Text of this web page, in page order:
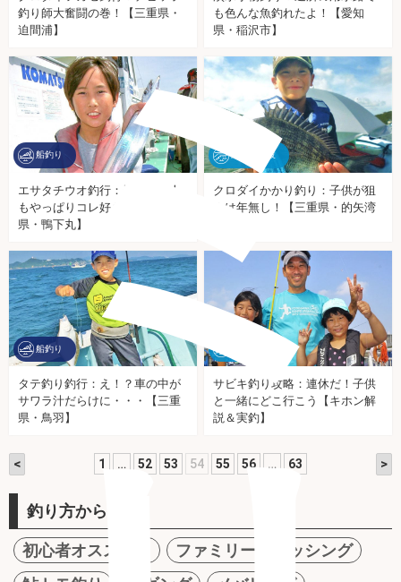
ミ
釣り師大奮闘の巻！【三重県・
迫間浦】
も色んな魚釣れたよ！【愛知
県・稲沢市】
船釣り
エサタチウオ釣行：子供も大人
もやっぱりコレ好き【神奈川
県・鴨下丸】
海釣り施設
クロダイかかり釣り：子供が狙
うは年無し！【三重県・的矢湾
船釣り
タテ釣り釣行：え！？車の中が
サワラ汁だらけに・・・【三重
県・鳥羽】
サビキ釣り攻略：連休だ！子供
と一緒にどこ行こう【キホン解
説＆実釣】
< 1 … 52 53 54 55 56 … 63 >
釣り方から探す
初心者オススメ！
ファミリーフィッシング